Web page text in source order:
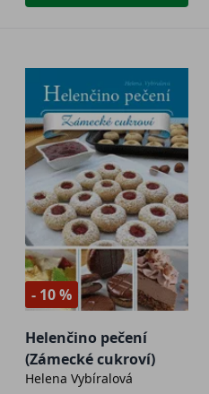
- 10 %
Helenčino pečení
(Zámecké cukroví)
Helena Vybíralová